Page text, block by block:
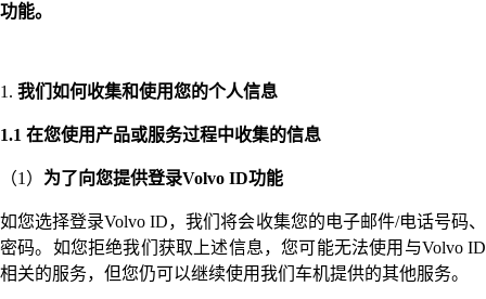
功能。
1. 我们如何收集和使用您的个人信息
1.1 在您使用产品或服务过程中收集的信息
（1） 为了向您提供登录Volvo ID功能
如您选择登录Volvo ID，我们将会收集您的电子邮件/电话号码、
密码。如您拒绝我们获取上述信息，您可能无法使用与Volvo ID
相关的服务，但您仍可以继续使用我们车机提供的其他服务。